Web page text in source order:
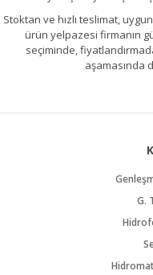
Stoktan ve hızlı teslimat,
ürün yelpazesi firmanın
seçiminde,
aşamasında
G.